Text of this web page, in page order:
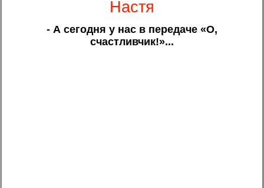
Настя
- А сегодня у нас в передаче «О,
счастливчик!»...